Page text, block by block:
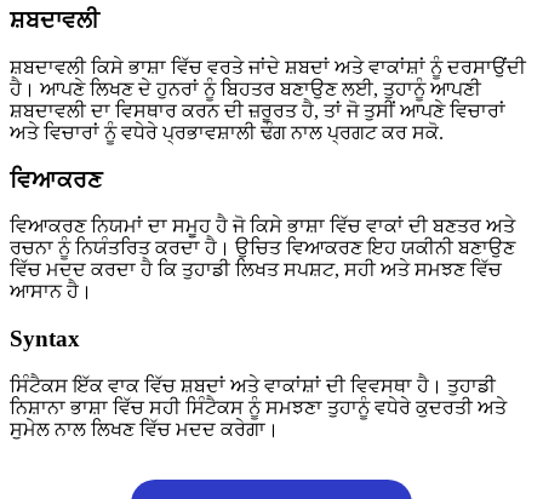
ਸ਼ਬਦਾਵਲੀ
ਸ਼ਬਦਾਵਲੀ ਕਿਸੇ ਭਾਸ਼ਾ ਵਿੱਚ ਵਰਤੇ ਜਾਂਦੇ ਸ਼ਬਦਾਂ ਅਤੇ ਵਾਕਾਂਸ਼ਾਂ ਨੂੰ ਦਰਸਾਉਂਦੀ
ਹੈ। ਆਪਣੇ ਲਿਖਣ ਦੇ ਹੁਨਰਾਂ ਨੂੰ ਬਿਹਤਰ ਬਣਾਉਣ ਲਈ, ਤੁਹਾਨੂੰ ਆਪਣੀ
ਸ਼ਬਦਾਵਲੀ ਦਾ ਵਿਸਥਾਰ ਕਰਨ ਦੀ ਜ਼ਰੂਰਤ ਹੈ, ਤਾਂ ਜੋ ਤੁਸੀਂ ਆਪਣੇ ਵਿਚਾਰਾਂ
ਅਤੇ ਵਿਚਾਰਾਂ ਨੂੰ ਵਧੇਰੇ ਪ੍ਰਭਾਵਸ਼ਾਲੀ ਢੰਗ ਨਾਲ ਪ੍ਰਗਟ ਕਰ ਸਕੋ.
ਵਿਆਕਰਣ
ਵਿਆਕਰਣ ਨਿਯਮਾਂ ਦਾ ਸਮੂਹ ਹੈ ਜੋ ਕਿਸੇ ਭਾਸ਼ਾ ਵਿੱਚ ਵਾਕਾਂ ਦੀ ਬਣਤਰ ਅਤੇ
ਰਚਨਾ ਨੂੰ ਨਿਯੰਤਰਿਤ ਕਰਦਾ ਹੈ। ਉਚਿਤ ਵਿਆਕਰਣ ਇਹ ਯਕੀਨੀ ਬਣਾਉਣ
ਵਿੱਚ ਮਦਦ ਕਰਦਾ ਹੈ ਕਿ ਤੁਹਾਡੀ ਲਿਖਤ ਸਪਸ਼ਟ, ਸਹੀ ਅਤੇ ਸਮਝਣ ਵਿੱਚ
ਆਸਾਨ ਹੈ।
Syntax
ਸਿੰਟੈਕਸ ਇੱਕ ਵਾਕ ਵਿੱਚ ਸ਼ਬਦਾਂ ਅਤੇ ਵਾਕਾਂਸ਼ਾਂ ਦੀ ਵਿਵਸਥਾ ਹੈ। ਤੁਹਾਡੀ
ਨਿਸ਼ਾਨਾ ਭਾਸ਼ਾ ਵਿੱਚ ਸਹੀ ਸਿੰਟੈਕਸ ਨੂੰ ਸਮਝਣਾ ਤੁਹਾਨੂੰ ਵਧੇਰੇ ਕੁਦਰਤੀ ਅਤੇ
ਸੁਮੇਲ ਨਾਲ ਲਿਖਣ ਵਿੱਚ ਮਦਦ ਕਰੇਗਾ।